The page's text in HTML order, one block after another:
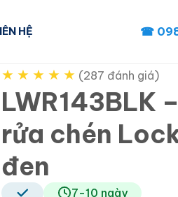
HỆ ☎
★ ★ ★ ★ ★ (287 đánh giá)
LWR143BLK
rửa chén
đen
7-10 ngày